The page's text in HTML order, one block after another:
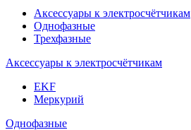
Аксессуары к электросчётчикам
Однофазные
Трехфазные
Аксессуары к электросчётчикам
EKF
Меркурий
Однофазные